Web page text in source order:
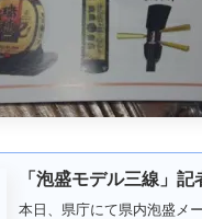
「泡盛モデル三線」記
本日、県庁にて県内泡盛メ